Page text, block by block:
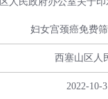
妇女宫颈癌免费
西塞山区人
2022-10-